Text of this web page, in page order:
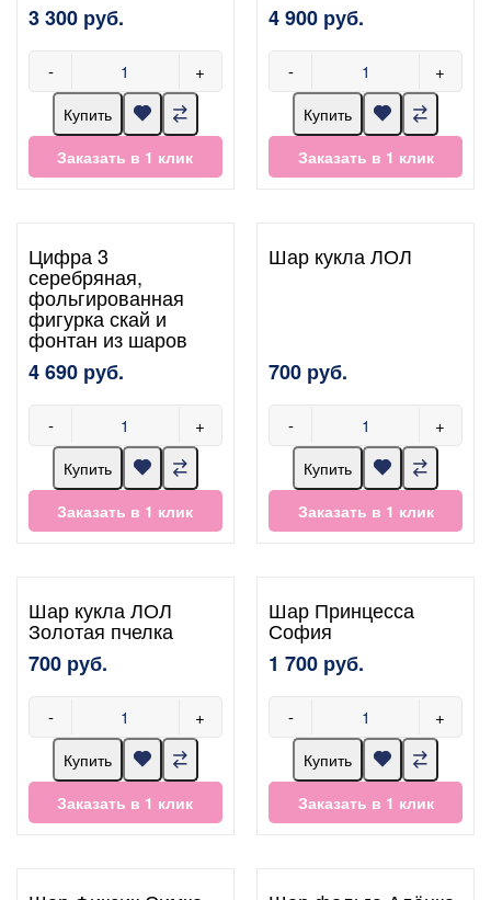
3 300 руб.
- +
Купить
Заказать в 1 клик
4 900 руб.
- +
Купить
Заказать в 1 клик
Цифра 3
серебряная,
фольгированная
фигурка скай и
фонтан из шаров
4 690 руб.
- +
Купить
Заказать в 1 клик
Шар кукла ЛОЛ
700 руб.
- +
Купить
Заказать в 1 клик
Шар кукла ЛОЛ
Золотая пчелка
700 руб.
- +
Купить
Заказать в 1 клик
Шар Принцесса
София
1 700 руб.
- +
Купить
Заказать в 1 клик